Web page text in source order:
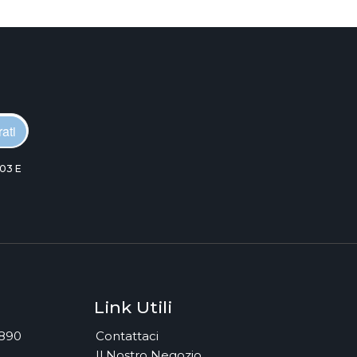
E
Link Utili
Contattaci